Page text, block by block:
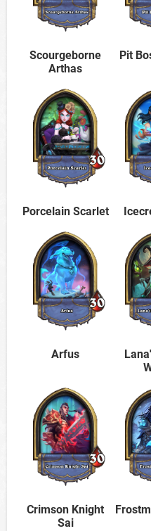
Scourgeborne
Arthas
Pit
Porcelain Scarlet
Arfus
Crimson Knight
Sai